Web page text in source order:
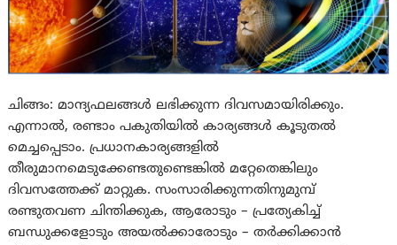
ചിങ്ങം: മാന്ദ്യഫലങ്ങള്‍ ലഭിക്കുന്ന ദിവസമായിരിക്കും.
എന്നാൽ, രണ്ടാം പകുതിയിൽ കാര്യങ്ങൾ കൂടുതൽ
മെച്ചപ്പെടാം. പ്രധാനകാര്യങ്ങളില്‍
തീരുമാനമെടുക്കേണ്ടതുണ്ടെങ്കില്‍ മറ്റേതെങ്കിലും
ദിവസത്തേക്ക് മാറ്റുക. സംസാരിക്കുന്നതിനുമുമ്പ്
രണ്ടുതവണ ചിന്തിക്കുക, ആരോടും – പ്രത്യേകിച്ച്
ബന്ധുക്കളോടും അയൽക്കാരോടും – തർക്കിക്കാൻ